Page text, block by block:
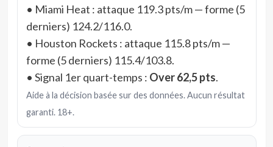
• Miami Heat : attaque 119.3 pts/m — forme (5
derniers) 124.2/116.0.
• Houston Rockets : attaque 115.8 pts/m —
forme (5 derniers) 115.4/103.8.
• Signal 1er quart-temps : Over 62,5 pts.
Aide à la décision basée sur des données. Aucun résultat
garanti. 18+.